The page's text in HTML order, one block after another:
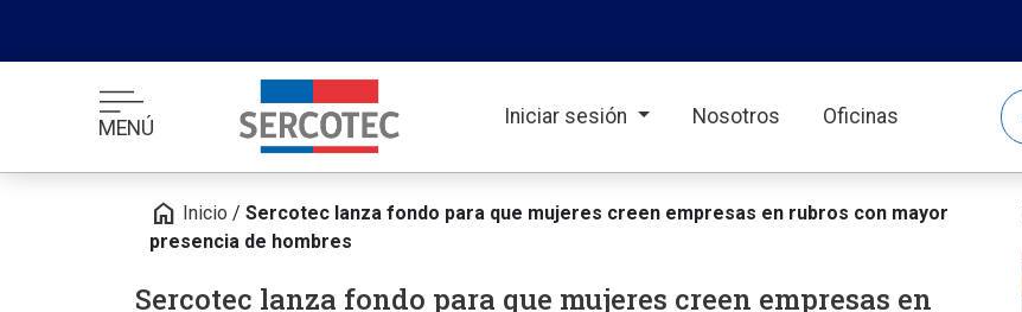
MENÚ Iniciar sesión Nosotros Oficinas
home Inicio / Sercotec lanza fondo para que mujeres creen empresas en rubros con mayor
presencia de hombres
Sercotec lanza fondo para que mujeres creen empresas en